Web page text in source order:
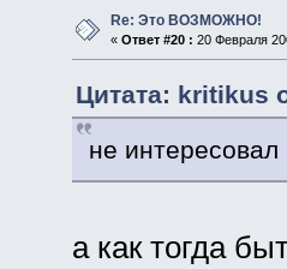
Re: Это ВОЗМОЖНО!
« Ответ #20 : 20 Февраля
Цитата: kritikus
не
а как тогда